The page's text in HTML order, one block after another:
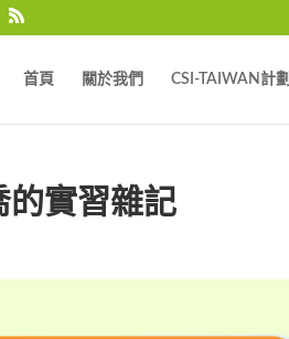
首頁 關於我們 CSI-TAIWAN計劃
的實習雜記